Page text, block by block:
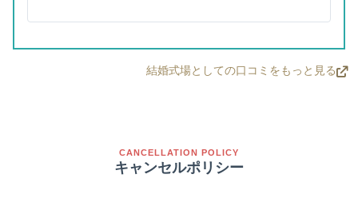
結婚式場としての口コミをもっと見る
CANCELLATION POLICY
キャンセルポリシー